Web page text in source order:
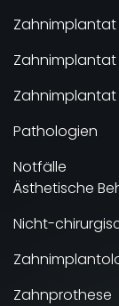
Ästhetische
Nicht-
Zahnprothese
Zahnimplantat
Zahnimplantat
Zahnimplantat
Pathologien
Notfälle